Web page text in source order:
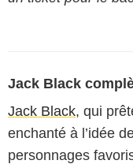
Jack Black
Jack Black, qui
enchanté à l’idée
personnages